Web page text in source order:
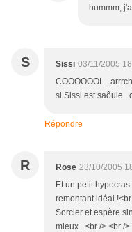
hummm,
S Sissi 03/11/2005
si Sissi est
Répondre
R Rose 23/10/2005
Et un petit
remontant idéal
Sorcier et espère
mieux...<br /> <br /